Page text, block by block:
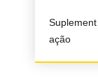
Suplement
ação